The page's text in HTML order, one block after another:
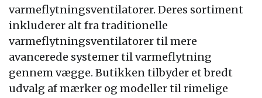
varmeflytningsventilatorer. Deres sortiment
inkluderer alt fra traditionelle
varmeflytningsventilatorer til mere
avancerede systemer til varmeflytning
gennem vægge. Butikken tilbyder et bredt
udvalg af mærker og modeller til rimelige